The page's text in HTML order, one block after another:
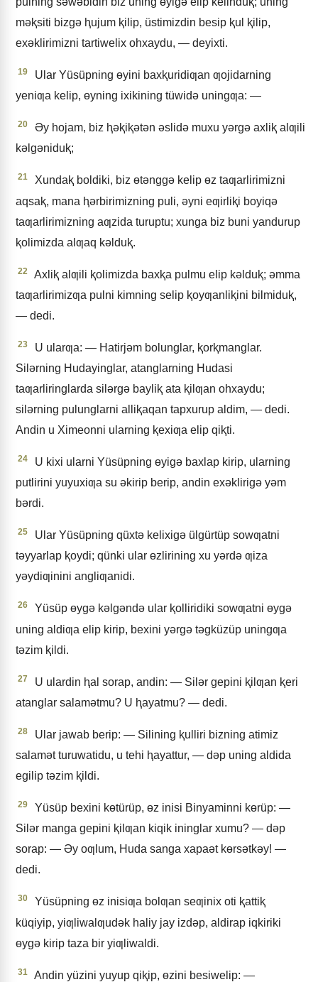
mǝⱪsiti bizgǝ ⱨujum ⱪilip, üstimizdin besip ⱪul ⱪilip,
exǝklirimizni tartiwelix ohxaydu, — deyixti.
19
Ular Yüsüpning ɵyini baxⱪuridiƣan ƣojidarning
yeniƣa kelip, ɵyning ixikining tüwidǝ uningƣa: —
20
Əy hojam, biz ⱨǝⱪiⱪǝtǝn ǝslidǝ muxu yǝrgǝ axliⱪ alƣili
kǝlgǝniduⱪ;
21
Xundaⱪ boldiki, biz ɵtǝnggǝ kelip ɵz taƣarlirimizni
aqsaⱪ, mana ⱨǝrbirimizning puli, ǝyni eƣirliⱪi boyiqǝ
taƣarlirimizning aƣzida turuptu; xunga biz buni yandurup
ⱪolimizda alƣaq kǝlduⱪ.
22
Axliⱪ alƣili ⱪolimizda baxⱪa pulmu elip kǝlduⱪ; ǝmma
taƣarlirimizƣa pulni kimning selip ⱪoyƣanliⱪini bilmiduⱪ,
— dedi.
23
U ularƣa: — Hatirjǝm bolunglar, ⱪorⱪmanglar.
Silǝrning Hudayinglar, atanglarning Hudasi
taƣarliringlarda silǝrgǝ bayliⱪ ata ⱪilƣan ohxaydu;
silǝrning pulunglarni alliⱪaqan tapxurup aldim, — dedi.
Andin u Ximeonni ularning ⱪexiƣa elip qiⱪti.
24
U kixi ularni Yüsüpning ɵyigǝ baxlap kirip, ularning
putlirini yuyuxiƣa su ǝkirip berip, andin exǝklirigǝ yǝm
bǝrdi.
25
Ular Yüsüpning qüxtǝ kelixigǝ ülgürtüp sowƣatni
tǝyyarlap ⱪoydi; qünki ular ɵzlirining xu yǝrdǝ ƣiza
yǝydiƣinini angliƣanidi.
26
Yüsüp ɵygǝ kǝlgǝndǝ ular ⱪolliridiki sowƣatni ɵygǝ
uning aldiƣa elip kirip, bexini yǝrgǝ tǝgküzüp uningƣa
tǝzim ⱪildi.
27
U ulardin ⱨal sorap, andin: — Silǝr gepini ⱪilƣan ⱪeri
atanglar salamǝtmu? U ⱨayatmu? — dedi.
28
Ular jawab berip: — Silining ⱪulliri bizning atimiz
salamǝt turuwatidu, u tehi ⱨayattur, — dǝp uning aldida
egilip tǝzim ⱪildi.
29
Yüsüp bexini kɵtürüp, ɵz inisi Binyaminni kɵrüp: —
Silǝr manga gepini ⱪilƣan kiqik ininglar xumu? — dǝp
sorap: — Əy oƣlum, Huda sanga xapaǝt kɵrsǝtkǝy! —
dedi.
30
Yüsüpning ɵz inisiƣa bolƣan seƣinix oti ⱪattiⱪ
küqiyip, yiƣliwalƣudǝk haliy jay izdǝp, aldirap iqkiriki
ɵygǝ kirip taza bir yiƣliwaldi.
31
Andin yüzini yuyup qiⱪip, ɵzini besiwelip: —